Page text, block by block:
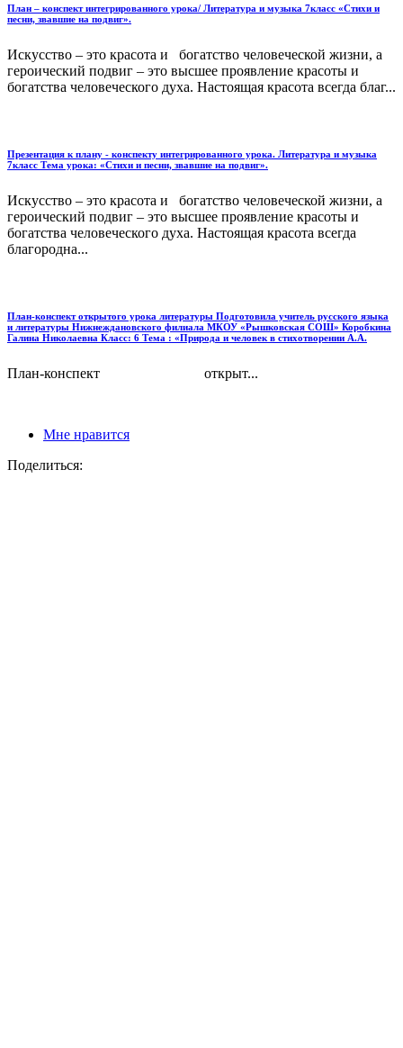
План – конспект интегрированного урока/ Литература и музыка 7класс «Стихи и
песни, звавшие на подвиг».
Искусство – это красота и богатство человеческой жизни, а
героический подвиг – это высшее проявление красоты и
богатства человеческого духа. Настоящая красота всегда благ...
Презентация к плану - конспекту интегрированного урока. Литература и музыка
7класс Тема урока: «Стихи и песни, звавшие на подвиг».
Искусство – это красота и богатство человеческой жизни, а
героический подвиг – это высшее проявление красоты и
богатства человеческого духа. Настоящая красота всегда
благородна...
План-конспект открытого урока литературы Подготовила учитель русского языка
и литературы Нижнеждановского филиала МКОУ «Рышковская СОШ» Коробкина
Галина Николаевна Класс: 6 Тема : «Природа и человек в стихотворении А.А.
План-конспект открыт...
Мне нравится
Поделиться: